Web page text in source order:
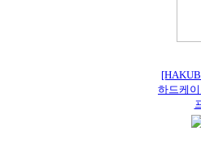
하드케